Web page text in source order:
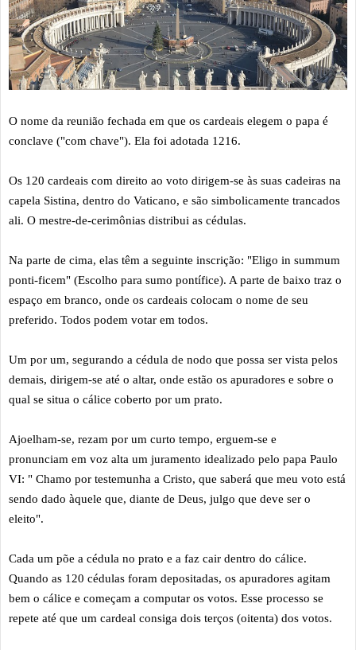
O nome da reunião fechada em que os cardeais elegem o papa é
conclave ("com chave"). Ela foi adotada 1216.
Os 120 cardeais com direito ao voto dirigem-se às suas cadeiras na
capela Sistina, dentro do Vaticano, e são simbolicamente trancados
ali. O mestre-de-cerimônias distribui as cédulas.
Na parte de cima, elas têm a seguinte inscrição: "Eligo in summum
ponti-ficem" (Escolho para sumo pontífice). A parte de baixo traz o
espaço em branco, onde os cardeais colocam o nome de seu
preferido. Todos podem votar em todos.
Um por um, segurando a cédula de nodo que possa ser vista pelos
demais, dirigem-se até o altar, onde estão os apuradores e sobre o
qual se situa o cálice coberto por um prato.
Ajoelham-se, rezam por um curto tempo, erguem-se e
pronunciam em voz alta um juramento idealizado pelo papa Paulo
VI: " Chamo por testemunha a Cristo, que saberá que meu voto está
sendo dado àquele que, diante de Deus, julgo que deve ser o
eleito".
Cada um põe a cédula no prato e a faz cair dentro do cálice.
Quando as 120 cédulas foram depositadas, os apuradores agitam
bem o cálice e começam a computar os votos. Esse processo se
repete até que um cardeal consiga dois terços (oitenta) dos votos.